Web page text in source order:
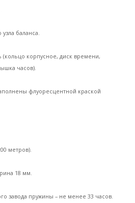
баланса.
корпусное, диск времени,
часов).
флуоресцентной краской
метров).
18 мм.
завода пружины – не менее 33 часов.